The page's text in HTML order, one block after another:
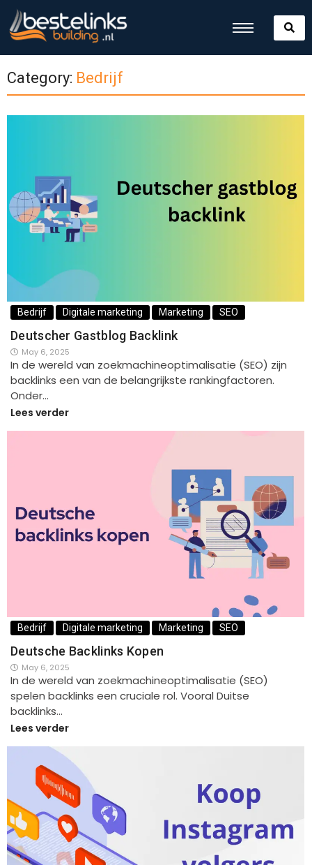
Category: Bedrijf
Bedrijf Digitale marketing Marketing SEO
Deutscher Gastblog Backlink
May 6, 2025
In de wereld van zoekmachineoptimalisatie (SEO) zijn
backlinks een van de belangrijkste rankingfactoren.
Onder…
Lees verder
Bedrijf Digitale marketing Marketing SEO
Deutsche Backlinks Kopen
May 6, 2025
In de wereld van zoekmachineoptimalisatie (SEO)
spelen backlinks een cruciale rol. Vooral Duitse
backlinks…
Lees verder